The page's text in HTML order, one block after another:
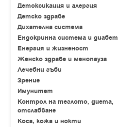
Детоксикация и алергия
Детско здраве
Дихателна система
Ендокринна система и диабет
Енергия и жизненост
Женско здраве и менопауза
Лечебни гъби
Зрение
Имунитет
Контрол на теглото, диета,
отслабване
Коса, кожа и нокти